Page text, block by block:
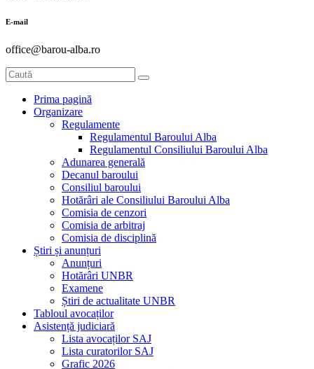
E-mail
office@barou-alba.ro
Prima pagină
Organizare
Regulamente
Regulamentul Baroului Alba
Regulamentul Consiliului Baroului Alba
Adunarea generală
Decanul baroului
Consiliul baroului
Hotărâri ale Consiliului Baroului Alba
Comisia de cenzori
Comisia de arbitraj
Comisia de disciplină
Știri și anunțuri
Anunțuri
Hotărâri UNBR
Examene
Știri de actualitate UNBR
Tabloul avocaților
Asistență judiciară
Lista avocaților SAJ
Lista curatorilor SAJ
Grafic 2026